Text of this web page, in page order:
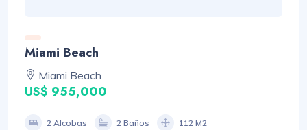
Miami Beach
Miami Beach
US$ 955,000
2 Alcobas 2 Baños 112 M2